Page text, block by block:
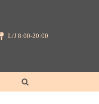
L/J 8:00-20:00